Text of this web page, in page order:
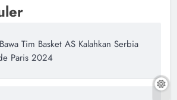
Tim Basket AS Kalahkan Serbia
Paris 2024